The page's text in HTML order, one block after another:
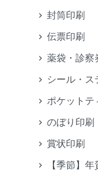
封筒印刷
伝票印刷
薬袋・診察
シール・ス
ポケットテ
のぼり印刷
賞状印刷
【季節】